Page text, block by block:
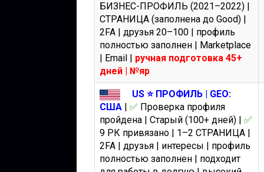
БИЗНЕС-ПРОФИЛЬ (2021–2022) |
СТРАНИЦА (заполнена до Good) |
2FA | друзья 20–100 | профиль
полностью заполнен | Marketplace
| Email | ручная подготовка 45+
дней | №яр
US ⭐️ ПРОФИЛЬ | GEO:
США | ✅ Проверка профиля
пройдена | Старый (100+ дней) | ✅
9 РК привязано | 1–2 СТРАНИЦА |
2FA | друзья | интересы | профиль
полностью заполнен | подходит